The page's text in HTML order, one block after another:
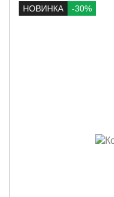
НОВИНКА -30%